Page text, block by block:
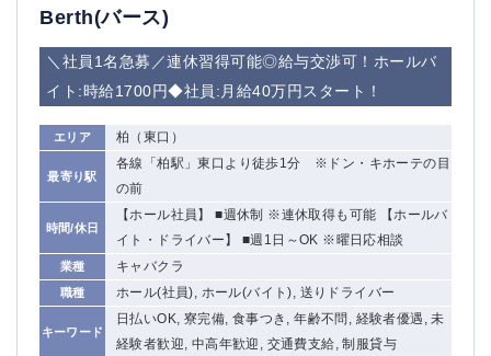
Berth(バース)
＼社員1名急募／連休習得可能◎給与交渉可！ホールバ
イト:時給1700円◆社員:月給40万円スタート！
エリア 柏（東口）
最寄り駅
各線「柏駅」東口より徒歩1分 ※ドン・キホーテの目
の前
時間/休日
【ホール社員】 ■週休制 ※連休取得も可能 【ホールバ
イト・ドライバー】 ■週1日～OK ※曜日応相談
業種 キャバクラ
職種 ホール(社員), ホール(バイト), 送りドライバー
キーワード
日払いOK, 寮完備, 食事つき, 年齢不問, 経験者優遇, 未
経験者歓迎, 中高年歓迎, 交通費支給, 制服貸与